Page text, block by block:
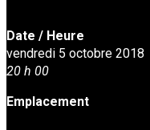
Date / Heure
vendredi 5 octobre 2018
20 h 00
Emplacement